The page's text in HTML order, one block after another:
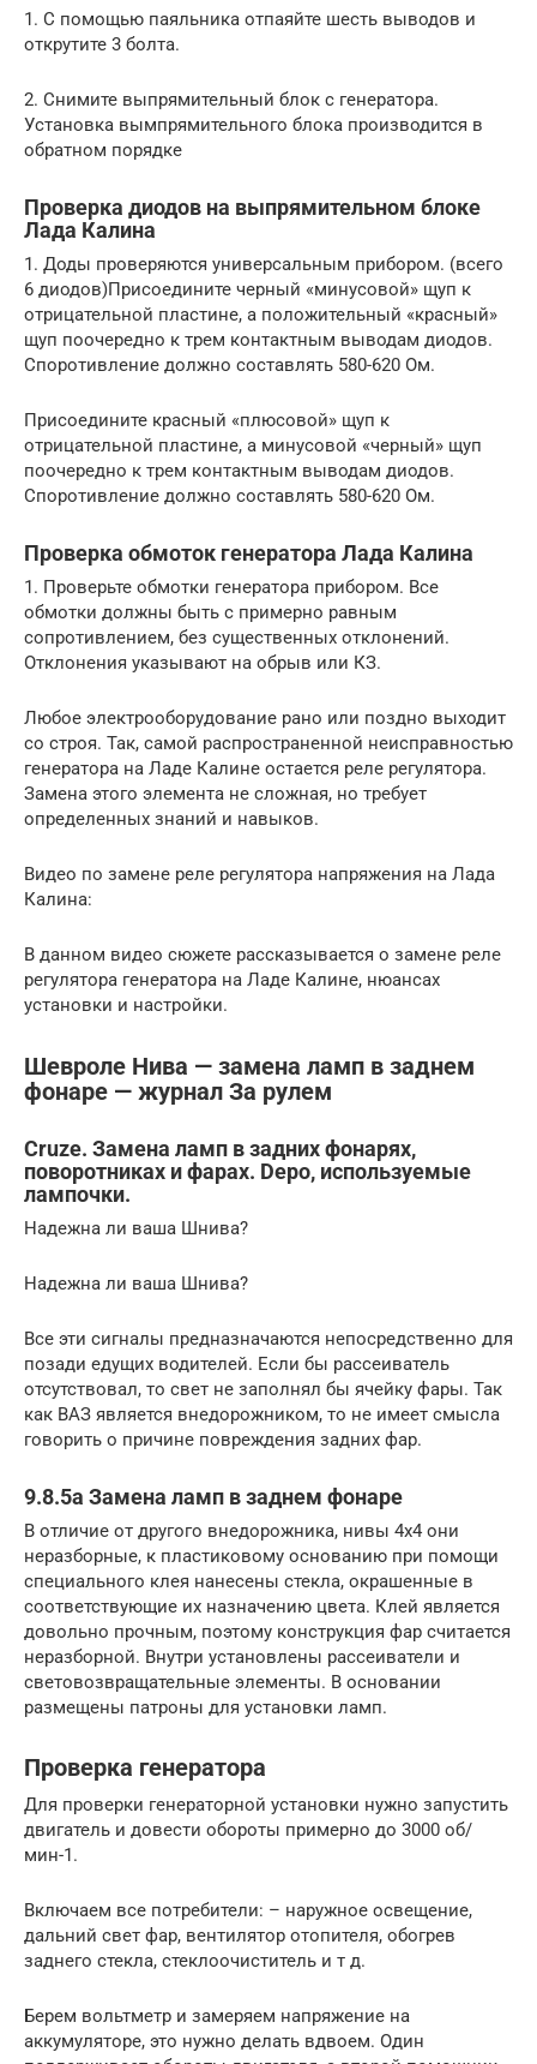
1. С помощью паяльника отпаяйте шесть выводов и
открутите 3 болта.
2. Снимите выпрямительный блок с генератора.
Установка вымпрямительного блока производится в
обратном порядке
Проверка диодов на выпрямительном блоке
Лада Калина
1. Доды проверяются универсальным прибором. (всего
6 диодов)Присоедините черный «минусовой» щуп к
отрицательной пластине, а положительный «красный»
щуп поочередно к трем контактным выводам диодов.
Споротивление должно составлять 580-620 Ом.
Присоедините красный «плюсовой» щуп к
отрицательной пластине, а минусовой «черный» щуп
поочередно к трем контактным выводам диодов.
Споротивление должно составлять 580-620 Ом.
Проверка обмоток генератора Лада Калина
1. Проверьте обмотки генератора прибором. Все
обмотки должны быть с примерно равным
сопротивлением, без существенных отклонений.
Отклонения указывают на обрыв или КЗ.
Любое электрооборудование рано или поздно выходит
со строя. Так, самой распространенной неисправностью
генератора на Ладе Калине остается реле регулятора.
Замена этого элемента не сложная, но требует
определенных знаний и навыков.
Видео по замене реле регулятора напряжения на Лада
Калина:
В данном видео сюжете рассказывается о замене реле
регулятора генератора на Ладе Калине, нюансах
установки и настройки.
Шевроле Нива — замена ламп в заднем
фонаре — журнал За рулем
Cruze. Замена ламп в задних фонарях,
поворотниках и фарах. Depo, используемые
лампочки.
Надежна ли ваша Шнива?
Надежна ли ваша Шнива?
Все эти сигналы предназначаются непосредственно для
позади едущих водителей. Если бы рассеиватель
отсутствовал, то свет не заполнял бы ячейку фары. Так
как ВАЗ является внедорожником, то не имеет смысла
говорить о причине повреждения задних фар.
9.8.5а Замена ламп в заднем фонаре
В отличие от другого внедорожника, нивы 4х4 они
неразборные, к пластиковому основанию при помощи
специального клея нанесены стекла, окрашенные в
соответствующие их назначению цвета. Клей является
довольно прочным, поэтому конструкция фар считается
неразборной. Внутри установлены рассеиватели и
световозвращательные элементы. В основании
размещены патроны для установки ламп.
Проверка генератора
Для проверки генераторной установки нужно запустить
двигатель и довести обороты примерно до 3000 об/
мин-1.
Включаем все потребители: – наружное освещение,
дальний свет фар, вентилятор отопителя, обогрев
заднего стекла, стеклоочиститель и т д.
Берем вольтметр и замеряем напряжение на
аккумуляторе, это нужно делать вдвоем. Один